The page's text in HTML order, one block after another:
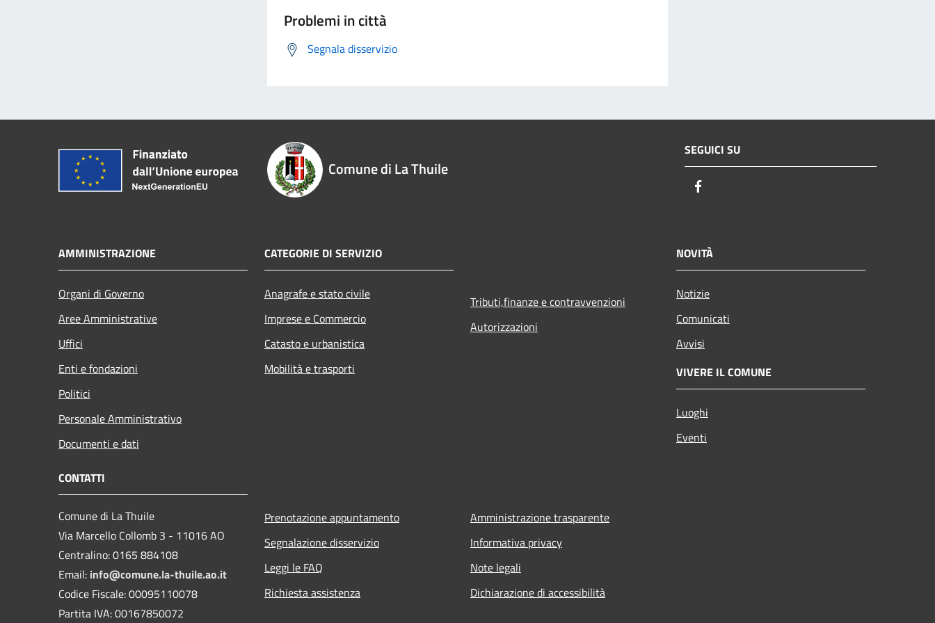
Problemi in città
Segnala disservizio
Comune di La Thuile
SEGUICI SU
AMMINISTRAZIONE
Organi di Governo
Aree Amministrative
Uffici
Enti e fondazioni
Politici
Personale Amministrativo
Documenti e dati
CATEGORIE DI SERVIZIO
Anagrafe e stato civile
Imprese e Commercio
Catasto e urbanistica
Mobilità e trasporti
Tributi,finanze e contravvenzioni
Autorizzazioni
NOVITÀ
Notizie
Comunicati
Avvisi
VIVERE IL COMUNE
Luoghi
Eventi
CONTATTI
Comune di La Thuile
Via Marcello Collomb 3 - 11016 AO
Centralino: 0165 884108
Email: info@comune.la-thuile.ao.it
Codice Fiscale: 00095110078
Partita IVA: 00167850072
Prenotazione appuntamento
Segnalazione disservizio
Leggi le FAQ
Richiesta assistenza
Amministrazione trasparente
Informativa privacy
Note legali
Dichiarazione di accessibilità